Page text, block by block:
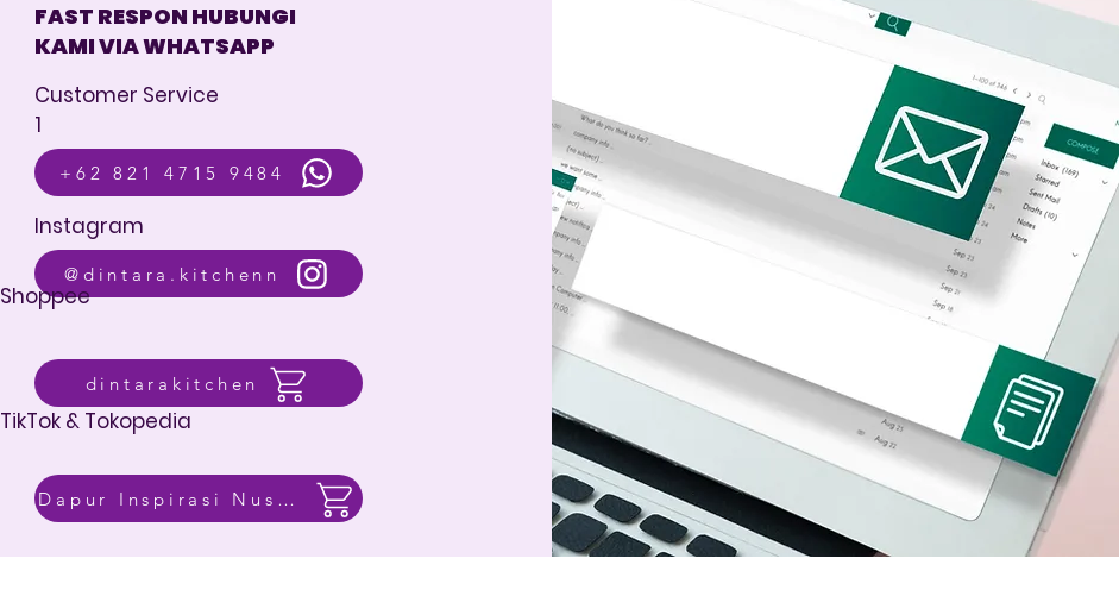
FAST RESPON HUBUNGI
KAMI VIA WHATSAPP
Customer Service
1
+62 821 4715 9484
Instagram
@dintara.kitchenn
dintarakitchen
Dapur Inspirasi Nusantara
Shoppee
TikTok & Tokopedia